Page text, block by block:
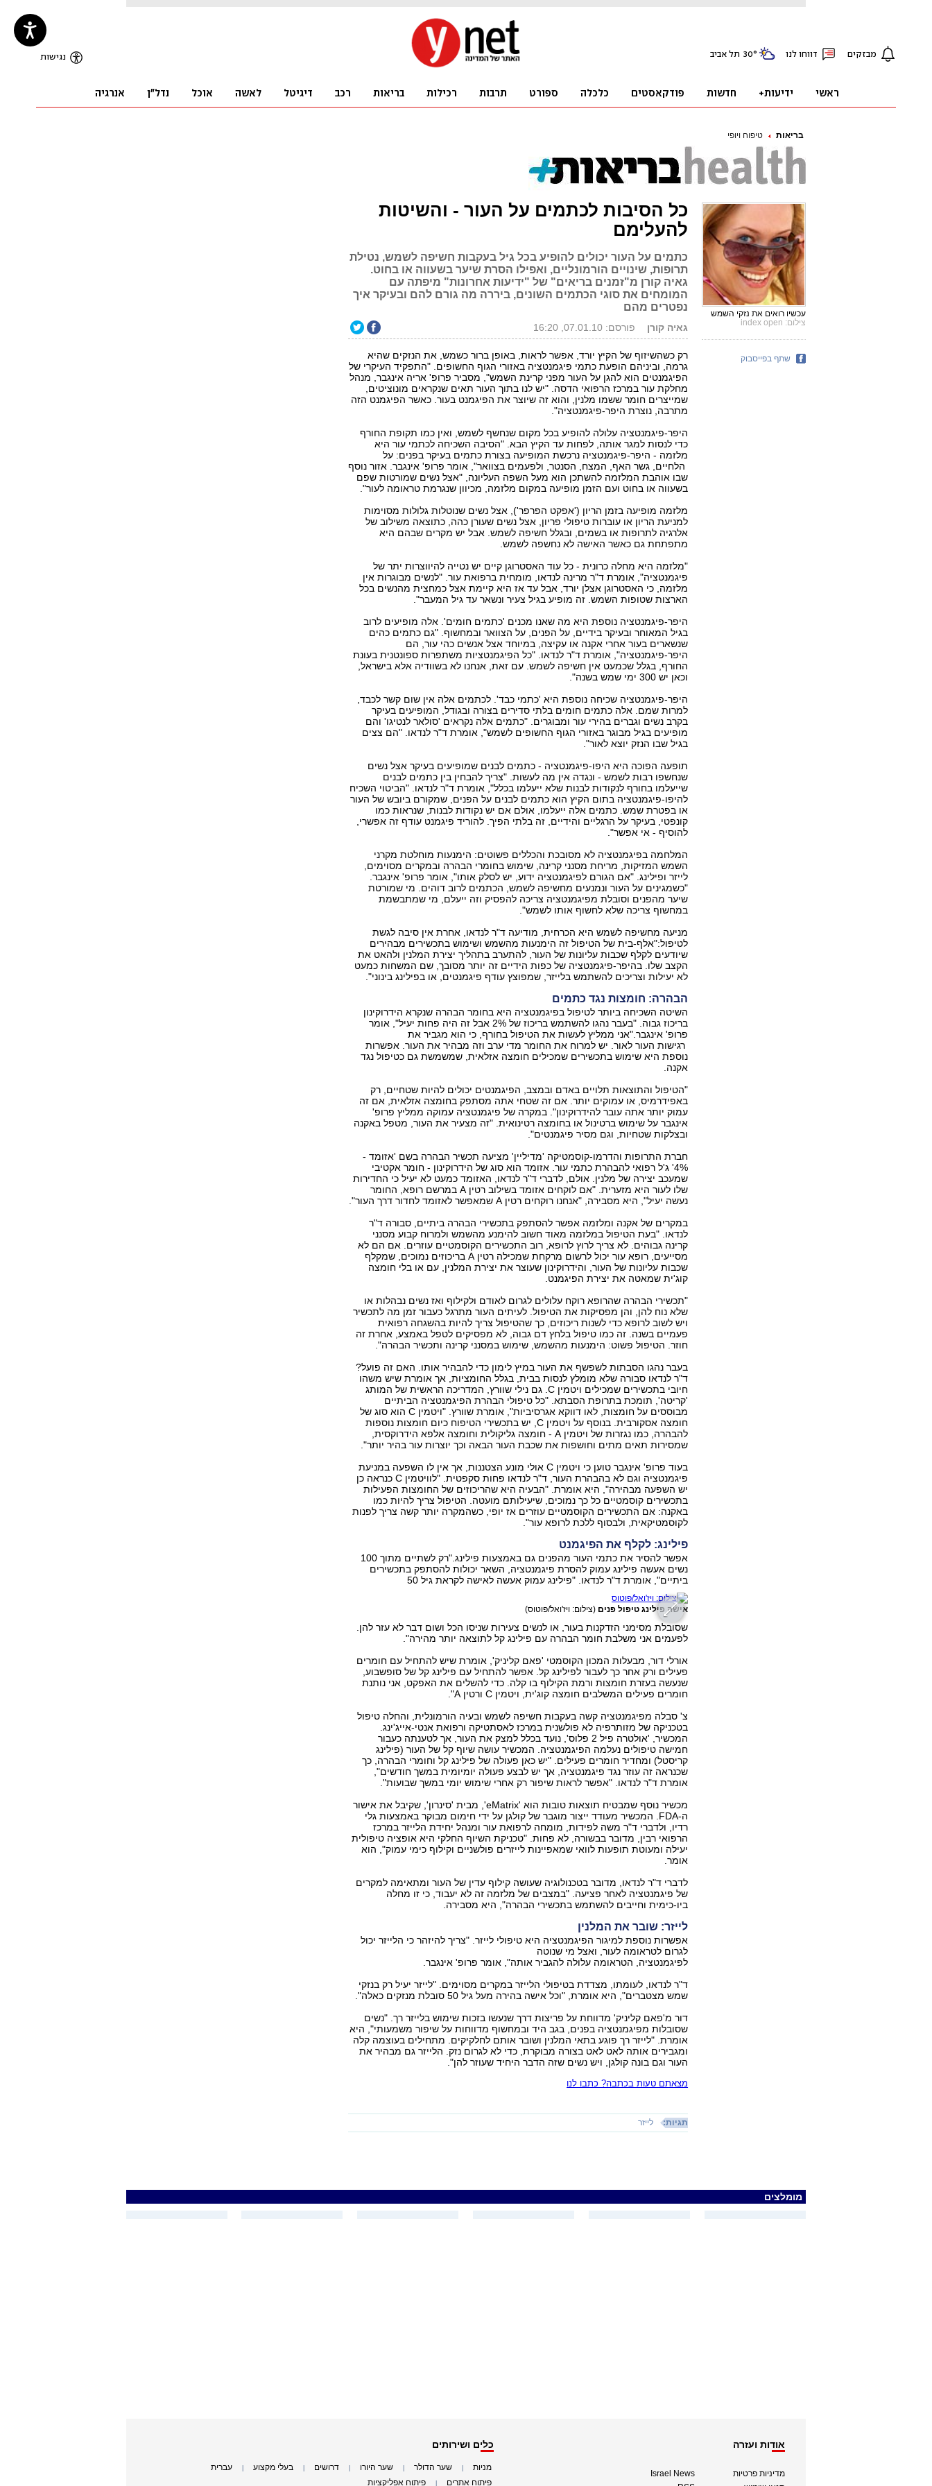
בריאות טיפוח ויופי
כל הסיבות לכתמים על העור - והשיטות
להעלימם
כתמים על העור יכולים להופיע בכל גיל בעקבות חשיפה לשמש, נטילת
תרופות, שינויים הורמונליים, ואפילו הסרת שיער בשעווה או בחוט.
גאיה קורן מ"זמנים בריאים" של "ידיעות אחרונות" מיפתה עם
המומחים את סוגי הכתמים השונים, ביררה מה גורם להם ובעיקר איך
נפטרים מהם
גאיה קורן פורסם: 07.01.10, 16:20
רק כשהשיזוף של הקיץ יורד, אפשר לראות, באופן ברור כשמש, את הנזקים שהיא
גרמה, וביניהם הופעת כתמי פיגמנטציה באזורי הגוף החשופים. "התפקיד העיקרי של
הפיגמנטים הוא להגן על העור מפני קרינת השמש‭,"‬ מסביר פרופ' אריה אינגבר, מנהל
מחלקת עור במרכז הרפואי הדסה. "יש לנו בתוך העור תאים שנקראים מונוציטים,
שמייצרים חומר ששמו מלנין, והוא זה שיוצר את הפיגמנט בעור. כאשר הפיגמנט הזה
מתרבה, נוצרת היפר-פיגמנטציה‭." ‬
היפר-פיגמנטציה עלולה להופיע בכל מקום שנחשף לשמש, ואין כמו תקופת החורף
כדי לנסות למגר אותה, לפחות עד הקיץ הבא. "הסיבה השכיחה לכתמי עור היא
מלזמה - היפר-פיגמנטציה נרכשת המופיעה בצורת כתמים בעיקר בפנים: על
הלחיים, גשר האף, המצח, הסנטר, ולפעמים בצוואר‭,"‬ אומר פרופ' אינגבר. אזור נוסף
שבו אוהבת המלזמה להשתכן הוא מעל השפה העליונה, "אצל נשים שמורטות שפם
בשעווה או בחוט ועם הזמן מופיעה במקום מלזמה, מכיוון שנגרמת טראומה לעור‭." ‬
מלזמה מופיעה בזמן הריון ‭')‬אפקט הפרפר‭,('‬ אצל נשים שנוטלות גלולות מסוימות
למניעת הריון או עוברות טיפולי פריון, אצל נשים שעורן כהה, כתוצאה משילוב של
אלרגיה לתרופות או בשמים, ובגלל חשיפה לשמש. אבל יש מקרים שבהם היא
מתפתחת גם כאשר האישה לא נחשפה לשמש.
"מלזמה היא מחלה כרונית - כל עוד האסטרוגן קיים יש נטייה להיווצרות יתר של
פיגמנטציה‭,"‬ אומרת ד"ר מרינה לנדאו, מומחית ברפואת עור. "לנשים מבוגרות אין
מלזמה, כי האסטרוגן אצלן יורד, אבל עד אז היא קיימת אצל כמחצית מהנשים בכל
הארצות שטופות השמש. זה מופיע בגיל צעיר ונשאר עד גיל המעבר‭."‬
היפר-פיגמנטציה נוספת היא מה שאנו מכנים 'כתמים חומים‭.'‬ אלה מופיעים לרוב
בגיל המאוחר ובעיקר בידיים, על הפנים, על הצוואר ובמחשוף. "גם כתמים כהים
שנשארים בעור אחרי אקנה או עקיצה, במיוחד אצל אנשים כהי עור, הם
היפר-פיגמנטציה‭,"‬ אומרת ד"ר לנדאו. "כל הפיגמנטציות משתפרות ספונטנית בעונת
החורף, בגלל שכמעט אין חשיפה לשמש. עם זאת, אנחנו לא בשוודיה אלא בישראל,
וכאן יש 300 ימי שמש בשנה‭."‬
היפר-פיגמנטציה שכיחה נוספת היא 'כתמי כבד‭.'‬ לכתמים אלה אין שום קשר לכבד,
למרות שמם. אלה כתמים חומים בלתי סדירים בצורה ובגודל, המופיעים בעיקר
בקרב נשים וגברים בהירי עור ומבוגרים. "כתמים אלה נקראים 'סולאר לנטיגו' והם
מופיעים בגיל מבוגר באזורי הגוף החשופים לשמש‭,"‬ אומרת ד"ר לנדאו. "הם צצים
בגיל שבו הנזק יוצא לאור‭."‬
תופעה הפוכה היא היפו-פיגמנטציה - כתמים לבנים שמופיעים בעיקר אצל נשים
שנחשפו רבות לשמש - ונגדה אין מה לעשות. "צריך להבחין בין כתמים לבנים
שייעלמו בחורף לנקודות לבנות שלא ייעלמו בכלל‭,"‬ אומרת ד"ר לנדאו. "הביטוי השכיח
להיפו-פיגמנטציה בתום הקיץ הוא כתמים לבנים על הפנים, שמקורם ביובש של העור
או בפטרת שמש. כתמים אלה ייעלמו, אולם אם יש נקודות לבנות, שנראות כמו
קונפטי, בעיקר על הרגליים והידיים, זה בלתי הפיך. להוריד פיגמנט עודף זה אפשרי,
להוסיף - אי אפשר‭."‬
המלחמה בפיגמנטציה לא מסובכת והכללים פשוטים: הימנעות מוחלטת מקרני
השמש המזיקות, מריחת מסנני קרינה, שימוש בחומרי הבהרה ובמקרים מסוימים,
לייזר ופילינג. "אם הגורם לפיגמנטציה ידוע, יש לסלק אותו‭,"‬ אומר פרופ' אינגבר.
"כשמגינים על העור ונמנעים מחשיפה לשמש, הכתמים לרוב דוהים. מי שמורטת
שיער מהפנים וסובלת מפיגמנטציה צריכה להפסיק וזה ייעלם, מי שמתבשמת
במחשוף צריכה שלא לחשוף אותו לשמש‭."‬
מניעה מחשיפה לשמש היא הכרחית, מודיעה ד"ר לנדאו, אחרת אין סיבה לגשת
לטיפול‭":‬אלף-בית של הטיפול זה הימנעות מהשמש ושימוש בתכשירים מבהירים
שיודעים לקלף שכבות עליונות של העור, להתערב בתהליך יצירת המלנין ולהאט את
הקצב שלו. בהיפר-פיגמנטציה של כפות הידיים זה יותר מסובך, שם המשחות כמעט
לא יעילות וצריכים להשתמש בלייזר, שמפוצץ עודף פיגמנטים, או בפילינג בינוני‭."‬
הבהרה: חומצות נגד כתמים
השיטה השכיחה ביותר לטיפול בפיגמנטציה היא בחומר הבהרה שנקרא הידרוקינון
בריכוז גבוה. "בעבר נהגו להשתמש בריכוז של ‭2%‬ אבל זה היה פחות יעיל‭,"‬ אומר
פרופ' אינגבר‭".‬אני ממליץ לעשות את הטיפול בחורף, כי הוא מגביר את
רגישות העור לאור. יש למרוח את החומר מדי ערב וזה מבהיר את העור. אפשרות
נוספת היא שימוש בתכשירים שמכילים חומצה אזלאית, שמשמשת גם כטיפול נגד
אקנה.
"הטיפול והתוצאות תלויים באדם ובמצב, הפיגמנטים יכולים להיות שטחיים, רק
באפידרמיס, או עמוקים יותר. אם זה שטחי אתה מסתפק בחומצה אזלאית, אם זה
עמוק יותר אתה עובר להידרוקינון‭."‬ במקרה של פיגמנטציה עמוקה ממליץ פרופ'
אינגבר על שימוש ברטינול או בחומצה רטינואית. "זה מצעיר את העור, מטפל באקנה
ובצלקות שטחיות, וגם מסיר פיגמנטים‭."‬
חברת התרופות והדרמו-קוסמטיקה 'מדיליין' מציעה תכשיר הבהרה בשם 'אזומד ‭-
'4%‬ ג'ל רפואי להבהרת כתמי עור. אזומד הוא סוג של הידרוקינון - חומר אקטיבי
שמעכב יצירה של מלנין. אולם, לדברי ד"ר לנדאו, האזומד כמעט לא יעיל כי החדירות
שלו לעור היא מזערית. "אם לוקחים אזומד בשילוב רטין A במרשם רופא, החומר
נעשה יעיל‭,"‬ היא מסבירה, "אנחנו רוקחים רטין A שמאפשר לאזומד לחדור דרך העור‭."‬
במקרים של אקנה ומלזמה אפשר להסתפק בתכשירי הבהרה ביתיים, סבורה ד"ר
לנדאו. "בעת הטיפול במלזמה מאוד חשוב להימנע מהשמש ולמרוח קבוע מסנני
קרינה גבוהים. לא צריך לרוץ לרופא, רוב התכשירים הקוסמטיים עוזרים. אם הם לא
מסייעים, רופא עור יכול לרשום מרקחת שמכילה רטין A בריכוזים נמוכים, שמקלף
שכבות עליונות של העור, והידרוקינון שעוצר את יצירת המלנין, עם או בלי חומצה
קוג'ית שמאטה את יצירת הפיגמנט.
"תכשירי הבהרה שהרופא רוקח עלולים לגרום לאודם ולקילוף ואז נשים נבהלות או
שלא נוח להן, והן מפסיקות את הטיפול. לעיתים העור מתרגל כעבור זמן מה לתכשיר
ויש לשוב לרופא כדי לשנות ריכוזים, כך שהטיפול צריך להיות בהשגחה רפואית
פעמיים בשנה. זה כמו טיפול בלחץ דם גבוה, לא מפסיקים לטפל באמצע, אחרת זה
חוזר. הטיפול פשוט: הימנעות מהשמש, שימוש במסנני קרינה ותכשיר הבהרה‭."‬
בעבר נהגו הסבתות לשפשף את העור במיץ לימון כדי להבהיר אותו. האם זה פועל?
ד"ר לנדאו סבורה שלא מומלץ לנסות בבית, בגלל החומציות, אך אומרת שיש משהו
חיובי בתכשירים שמכילים ויטמין ‭.C‬ גם נילי שוורץ, המדריכה הראשית של המותג
'קריטה‭,'‬ תומכת בתרופת הסבתא. "כל טיפולי הבהרת הפיגמנטציה הביתיים
מבוססים על חומצות, לאו דווקא אגרסיביות‭,"‬ אומרת שוורץ. "ויטמין C הוא סוג של
חומצה אסקורבית. בנוסף על ויטמין ‭,C‬ יש בתכשירי הטיפוח כיום חומצות נוספות
להבהרה, כמו נגזרות של ויטמין ‭- A‬ חומצה גליקולית וחומצה אלפא הידרוקסית,
שמסירות תאים מתים וחושפות את שכבת העור הבאה וכך יוצרות עור בהיר יותר‭."‬
בעוד פרופ' אינגבר טוען כי ויטמין C אולי מונע הצטננות, אך אין לו השפעה במניעת
פיגמנטציה וגם לא בהבהרת העור, ד"ר לנדאו פחות סקפטית. "לוויטמין C כנראה כן
יש השפעה מבהירה‭,"‬ היא אומרת. "הבעיה היא שהריכוזים של החומצות הפעילות
בתכשירים קוסמטיים כל כך נמוכים, שיעילותם מועטה. הטיפול צריך להיות כמו
באקנה: אם התכשירים הקוסמטיים עוזרים אז יופי, כשהמקרה יותר קשה צריך לפנות
לקוסמטיקאית, ולבסוף ללכת לרופא עור‭."‬
פילינג: לקלף את הפיגמנט
אפשר להסיר את כתמי העור מהפנים גם באמצעות פילינג‭".‬רק לשתיים מתוך 100
נשים אעשה פילינג עמוק להסרת פיגמנטציה, השאר יכולות להסתפק בתכשירים
ביתיים‭,"‬ אומרת ד"ר לנדאו. "פילינג עמוק אעשה לאישה לקראת גיל 50
אישה פילינג טיפול פנים (צילום: ויז'ואל/פוטוס)
שסובלת מסימני הזדקנות בעור, או לנשים צעירות שניסו הכל ושום דבר לא עזר להן.
לפעמים אני משלבת חומר הבהרה עם פילינג קל לתוצאה יותר מהירה‭."‬
אורלי דור, מבעלות המכון הקוסמטי 'פאם קליניק‭,'‬ אומרת שיש להתחיל עם חומרים
פעילים ורק אחר כך לעבור לפילינג קל. אפשר להתחיל עם פילינג קל של סופשבוע,
שנעשה בעזרת חומצות ורמת הקילוף בו קלה. כדי להשלים את האפקט, אני נותנת
חומרים פעילים המשלבים חומצה קוג'ית, ויטמין C ורטין ‭."A‬
צ' סבלה מפיגמנטציה קשה בעקבות חשיפה לשמש ובעיה הורמונלית, והחלה טיפול
בטכניקה של מזותרפיה לא פולשנית במרכז לאסתטיקה ורפואת אנטי-אייג'ינג.
המכשיר, 'אולטרה פיל 2 פלוס‭,'‬ נועד בכלל למצק את העור, אך לטענתה כעבור
חמישה טיפולים נעלמה הפיגמנטציה. המכשיר עושה שיוף קל של העור (פילינג
קריסטל) ומחדיר חומרים פעילים. "יש כאן פעולה של פילינג קל וחומרי הבהרה, כך
אומרת ד"ר לנדאו. "אפשר לראות שיפור רק אחרי שימוש יומי במשך שבועות‭."‬
מכשיר נוסף שמבטיח תוצאות טובות הוא ‭,'eMatrix'‬ מבית 'סינרון‭,'‬ שקיבל את אישור
ה‭.FDA-‬ המכשיר מעודד ייצור מוגבר של קולגן על ידי חימום מבוקר באמצעות גלי
רדיו, ולדברי ד"ר משה לפידות, מומחה לרפואת עור ומנהל יחידת הלייזר במרכז
הרפואי רבין, מדובר בבשורה, לא פחות. "טכניקת השיוף החלקי היא אופציה טיפולית
יעילה ומעוטת תופעות לוואי שמאפיינות לייזרים פולשניים וקילוף כימי עמוק‭,"‬ הוא
אומר.
לדברי ד"ר לנדאו, מדובר בטכנולוגיה שעושה קילוף עדין של העור ומתאימה למקרים
של פיגמנטציה לאחר פציעה. "במצבים של מלזמה זה לא יעבוד, כי זו מחלה
ביו-כימית וחייבים להשתמש בתכשירי הבהרה‭,"‬ היא מסבירה.
לייזר: שובר את המלנין
אפשרות נוספת למיגור הפיגמנטציה היא טיפולי לייזר. "צריך להיזהר כי הלייזר יכול
לגרום לטראומה לעור, ואצל מי שנוטה
לפיגמנטציה, הטראומה עלולה להגביר אותה‭,"‬ אומר פרופ' אינגבר.
ד"ר לנדאו, לעומתו, מצדדת בטיפולי הלייזר במקרים מסוימים. "לייזר יעיל רק בנזקי
שמש מצטברים‭,"‬ היא אומרת, "וכל אישה בהירה מעל גיל 50 סובלת מנזקים כאלה‭."‬
דור מ'פאם קליניק' מדווחת על פריצות דרך שנעשו בזכות שימוש בלייזר רך. "נשים
שסובלות מפיגמנטציה בפנים, בגב היד ובמחשוף מדווחות על שיפור משמעותי‭,"‬ היא
אומרת. "לייזר רך פוגע בתאי המלנין ושובר אותם לחלקיקים. מתחילים בעוצמה קלה
ומגבירים אותה לאט לאט בצורה מבוקרת, כדי לא לגרום נזק. הלייזר גם מבהיר את
העור וגם בונה קולגן, ויש נשים שזה הדבר היחיד שעוזר להן‭."‬
מצאתם טעות בכתבה? כתבו לנו
תגיות: לייזר
עכשיו רואים את נזקי השמש
צילום: index open
שתף בפייסבוק
מומלצים
אודות ועזרה
מדיניות פרטיות
Israel News
כלים ושירותים
מניות שער הדולר שער היורו דרושים בעלי מקצוע עברית
פיתוח אתרים פיתוח אפליקציות